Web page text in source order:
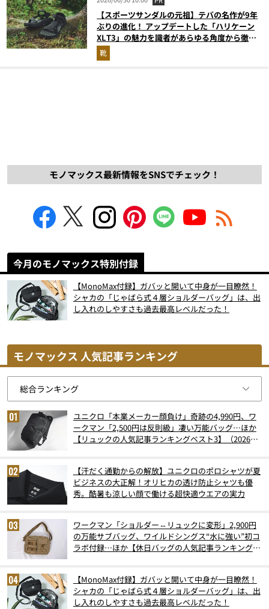
【スポーツサンダルの元祖】テバの名作が9年
ぶりの進化！ アップデートした「ハリケーン
XLT3」の魅力を識者があらゆる角度から徹底
解説！
靴
モノマックス最新情報をSNSでチェック！
今月のモノマックス特別付録
【MonoMax付録】ガバッと開いて中身が一目瞭然！
シャカの「じゃばら式４層ショルダーバッグ」は、出
し入れのしやすさも過去最高レベルだった！
モノマックス 人気記事ランキング
ユニクロ「本業メーカー顔負け」奇跡の4,990円、ワ
ークマン「2,500円は反則級」凄い万能バッグ…ほか
【リュックの人気記事ランキングベスト3】（2026年
【汗だく通勤からの解放】ユニクロのポロシャツが夏
ビジネスの大正解！オリヒカの透け防止シャツも優
秀。酷暑も涼しい顔で働ける超快適ウエアの実力
ワークマン「ショルダー⇔リュックに変形」2,900円
の万能サブバッグ、ワイルドシングス“水に強い”初コ
ラボ付録…ほか【休日バッグの人気記事ランキングベ
【MonoMax付録】ガバッと開いて中身が一目瞭然！
シャカの「じゃばら式４層ショルダーバッグ」は、出
し入れのしやすさも過去最高レベルだった！